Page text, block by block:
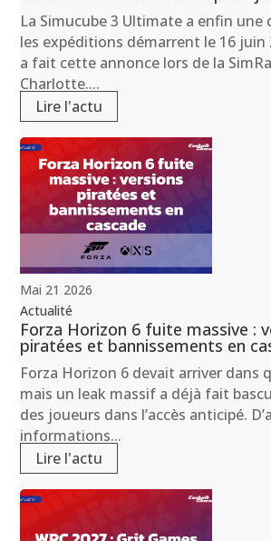
La Simucube 3 Ultimate a enfin une
les expéditions démarrent le 16 juin
a fait cette annonce lors de la
Charlotte....
Lire l'actu
Mai 21 2026
Actualité
Forza Horizon 6 fuite massive :
piratées et bannissements en
Forza Horizon 6 devait arriver dans
mais un leak massif a déjà fait
des joueurs dans l’accès anticipé.
informations...
Lire l'actu